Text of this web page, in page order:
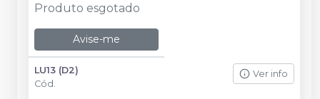
Produto esgotado
Avise-me
LU13 (D2)
Cód.
Ver info